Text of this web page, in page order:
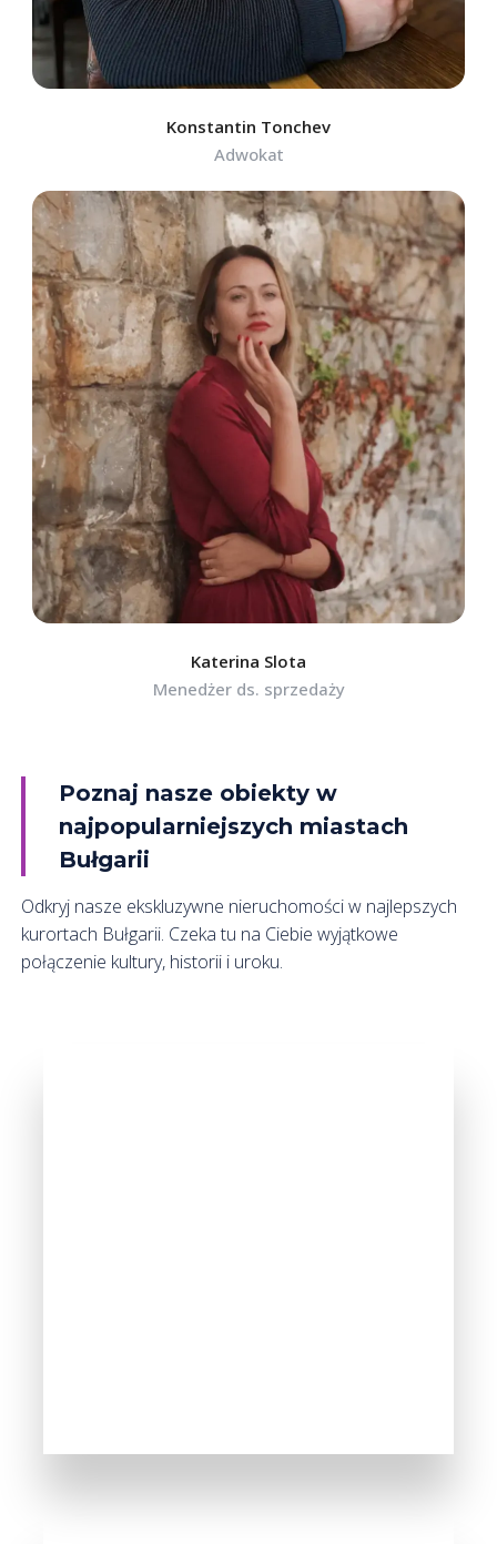
Konstantin Tonchev
Adwokat
Katerina Slota
Menedżer ds. sprzedaży
Poznaj nasze obiekty w
najpopularniejszych miastach
Bułgarii
Odkryj nasze ekskluzywne nieruchomości w najlepszych
kurortach Bułgarii. Czeka tu na Ciebie wyjątkowe
połączenie kultury, historii i uroku.